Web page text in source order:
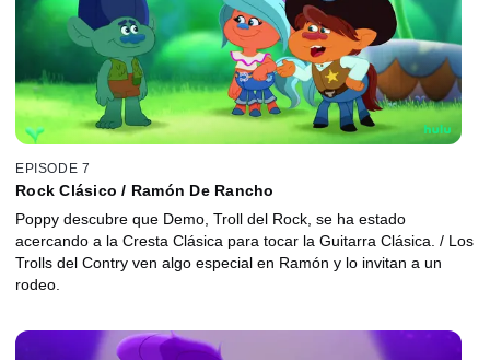
EPISODE 7
Rock Clásico / Ramón De Rancho
Poppy descubre que Demo, Troll del Rock, se ha estado
acercando a la Cresta Clásica para tocar la Guitarra Clásica. / Los
Trolls del Contry ven algo especial en Ramón y lo invitan a un
rodeo.